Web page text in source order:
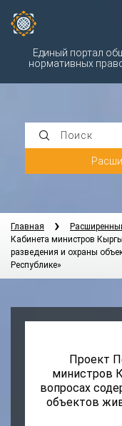
Единый портал
нормативных
Поиск
Главная
Кабинета министров
разведения и охраны
Республике»
Проект
министров
вопросах
объектов